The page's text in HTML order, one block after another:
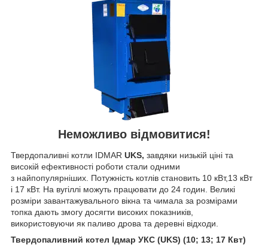
Неможливо відмовитися!
Твердопаливні котли IDMAR UKS, завдяки низькій ціні та
високій ефективності роботи стали одними
з найпопулярніших. Потужність котлів становить 10 кВт,13 кВт
і 17 кВт. На вугіллі можуть працювати до 24 годин. Великі
розміри завантажувального вікна та чимала за розмірами
топка дають змогу досягти високих показників,
використовуючи як паливо дрова та деревні відходи.
Твердопаливний котел Ідмар УКС (UKS) (10; 13; 17 Квт)